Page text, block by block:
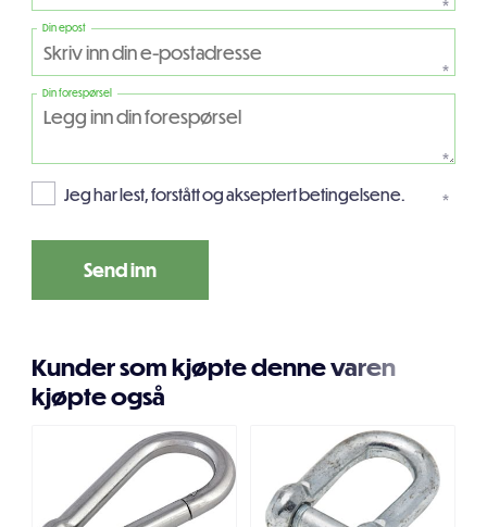
*
Din epost
*
Din forespørsel
*
Jeg har lest, forstått og akseptert betingelsene. *
Kunder som kjøpte denne varen
kjøpte også